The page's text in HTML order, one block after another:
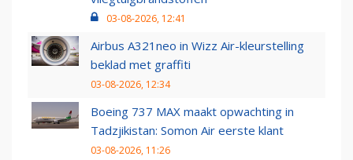
03-08-2026, 12:41
Airbus A321neo in Wizz Air-kleurstelling
beklad met graffiti
03-08-2026, 12:34
Boeing 737 MAX maakt opwachting in
Tadzjikistan: Somon Air eerste klant
03-08-2026, 11:26